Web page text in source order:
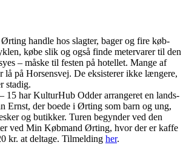
hand­le hos slag­ter, bager og fire køb­
købe slik og også fin­de meter­va­rer til den
– måske til festen på hotel­let. Man­ge af
lå på Hor­sens­vej. De eksi­ste­rer ikke læn­ge­re,
sta­dig.
15 har Kul­tur­Hub Odder arran­ge­ret en lands­
Ernst, der boe­de i Ørting som barn og ung,
og butik­ker. Turen begyn­der ved den
ved Min Køb­mand Ørting, hvor der er kaf­fe
kr. at del­ta­ge. Til­mel­ding her.